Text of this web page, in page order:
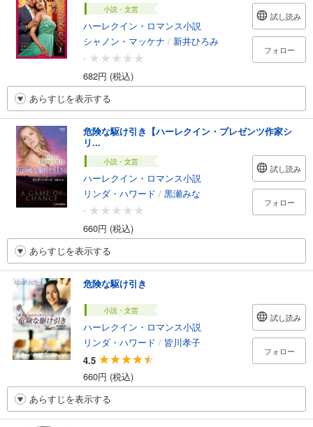
小説・文芸
ハーレクイン・ロマンス小説
シャノン・マッケナ / 新井ひろみ
-
682円 (税込)
試し読み
フォロー
あらすじを表示する
危険な駆け引き【ハーレクイン・プレゼンツ作家シ
リ...
小説・文芸
ハーレクイン・ロマンス小説
リンダ・ハワード / 黒瀬みな
-
660円 (税込)
試し読み
フォロー
あらすじを表示する
危険な駆け引き
小説・文芸
ハーレクイン・ロマンス小説
リンダ・ハワード / 皆川孝子
4.5
660円 (税込)
試し読み
フォロー
あらすじを表示する